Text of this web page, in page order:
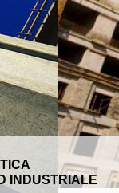
INDUSTRIALE